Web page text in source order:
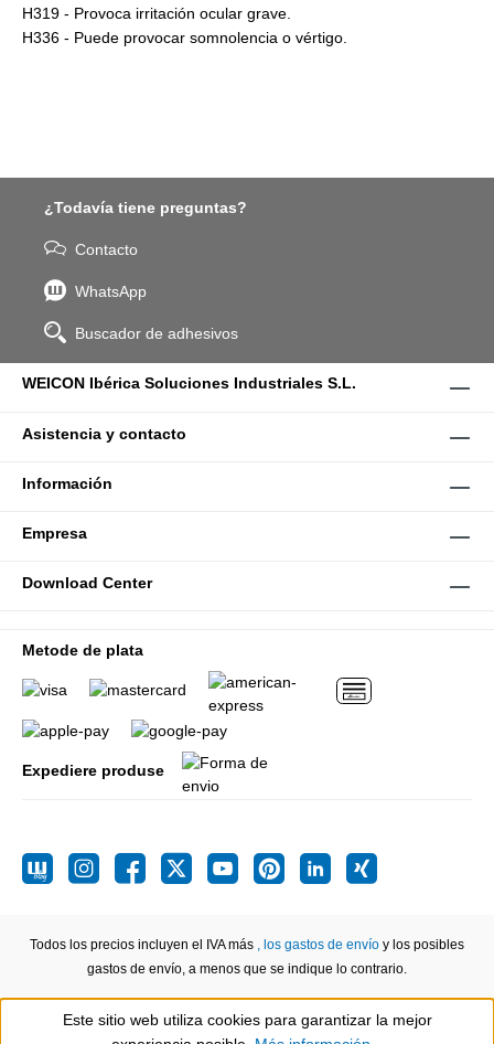
H319 - Provoca irritación ocular grave.
H336 - Puede provocar somnolencia o vértigo.
¿Todavía tiene preguntas?
Contacto
WhatsApp
Buscador de adhesivos
WEICON Ibérica Soluciones Industriales S.L.
Asistencia y contacto
Información
Empresa
Download Center
Metode de plata
Expediere produse
Todos los precios incluyen el IVA más , los gastos de envío y los posibles
gastos de envío, a menos que se indique lo contrario.
Show toolbar
Este sitio web utiliza cookies para garantizar la mejor